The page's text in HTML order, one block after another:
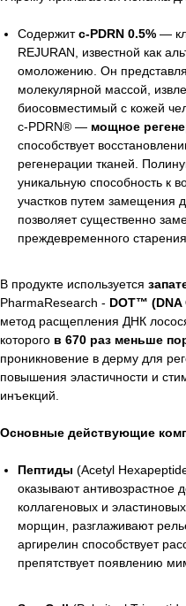
Содержитc-PDRN 0.5% —
REJURAN, известной как
омоложению. Он
молекулярной массой,
биосовместимый с кожей
c‑PDRN® — мощное
способствует
регенерации тканей.
уникальную способность к
участков путем замещения
позволяет существенно
преждевременного
В продукте используется
PharmaResearch - DOT™
метод расщепления ДНК
которого в 670 раз меньше
проникновение в дерму для
повышения эластичности и
инъекций.
Основные действующие
Пептиды (Acetyl
оказывают антивозрастное
коллагеновых и
морщин, разглаживают
аргирелин способствует
препятствует появлению